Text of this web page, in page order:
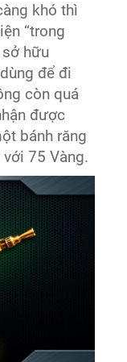
khó thì
“trong
sở hữu
để đi
còn quá
được
bánh răng
75 Vàng.